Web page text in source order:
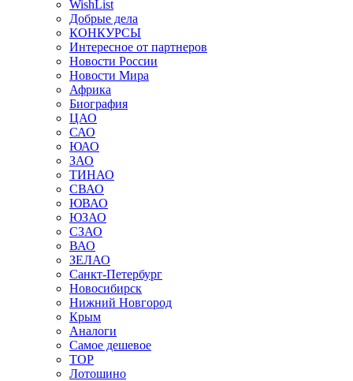
WishList
Добрые дела
КОНКУРСЫ
Интересное от партнеров
Новости России
Новости Мира
Африка
Биография
ЦАО
САО
ЮАО
ЗАО
ТИНАО
СВАО
ЮВАО
ЮЗАО
СЗАО
ВАО
ЗЕЛАО
Санкт-Петербург
Новосибирск
Нижний Новгород
Крым
Аналоги
Самое дешевое
TOP
Лотошино